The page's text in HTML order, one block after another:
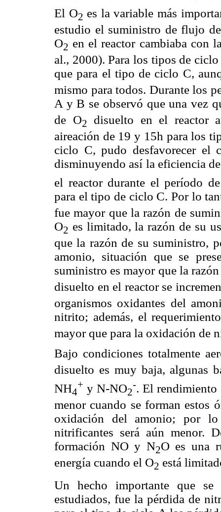
El O2 es la variable más
estudio el suministro de flujo
O2 en el reactor cambiaba con
al., 2000). Para los tipos de
que para el tipo de ciclo C,
mismo para todos. Durante los
A y B se observó que una vez
de O2
disuelto en el reactor
aireación de 19 y 15h para los
ciclo C, pudo desfavorecer el
disminuyendo así la eficiencia
el reactor durante el período
para el tipo de ciclo C. Por lo
fue mayor que la razón de
O2 es limitado, la razón de su
que la razón de su suministro,
amonio, situación que se
suministro es mayor que la
disuelto en el reactor se
organismos oxidantes del
nitrito; además, el
mayor que para la oxidación de
Bajo condiciones totalmente
disuelto es muy baja, algunas
NH4
+ y N-NO2
-. El rendimiento
menor cuando se forman estos
oxidación del amonio; por
nitrificantes será aún menor.
formación NO y N2O es una
energía cuando el O2 está
Un hecho importante que
estudiados, fue la pérdida de